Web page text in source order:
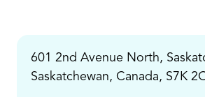
601 2nd Avenue North,
Saskatchewan, Canada, S7K